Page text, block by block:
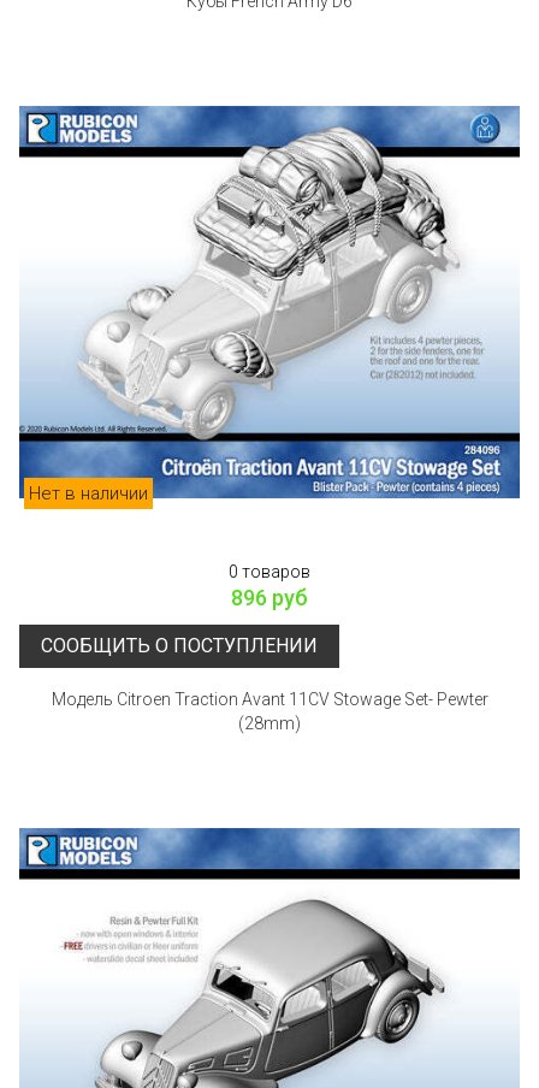
Нет в наличии
0 товаров
896 руб
СООБЩИТЬ О ПОСТУПЛЕНИИ
Модель Citroen Traction Avant 11CV Stowage Set- Pewter
(28mm)